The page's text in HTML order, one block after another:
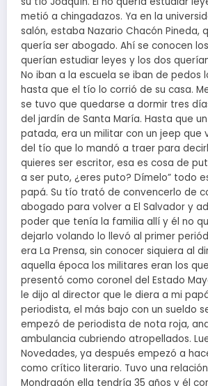
metió a chingadazos. Ya en la
salón, estaba Nazario Chacón Pineda,
quería ser abogado. Ahí se conocen
querían estudiar leyes y los dos
No iban a la escuela se iban de pedos
hasta que el tío lo corrió de su casa.
se tuvo que quedarse a dormir tres
del jardín de Santa María. Hasta que
patada, era un militar con un jeep que
del tío que lo mandó a traer para
quieres ser escritor, esa es cosa de
a ser puto, ¿eres puto? Dímelo” todo
papá. Su tío trató de convencerlo de
abogado para volver a El Salvador y
poder que tenía la familia allí y él no
dejarlo volando lo llevó al primer
era La Prensa, sin conocer siquiera al
aquella época los militares eran los
presentó como coronel del Estado
le dijo al director que le diera a mi
periodista, el más bajo con un sueldo
empezó de periodista de nota roja,
ambulancia cubriendo atropellados.
Novedades, ya después empezó a
como crítico literario. Tuvo una
Mondragón ella tendría 35 años y él